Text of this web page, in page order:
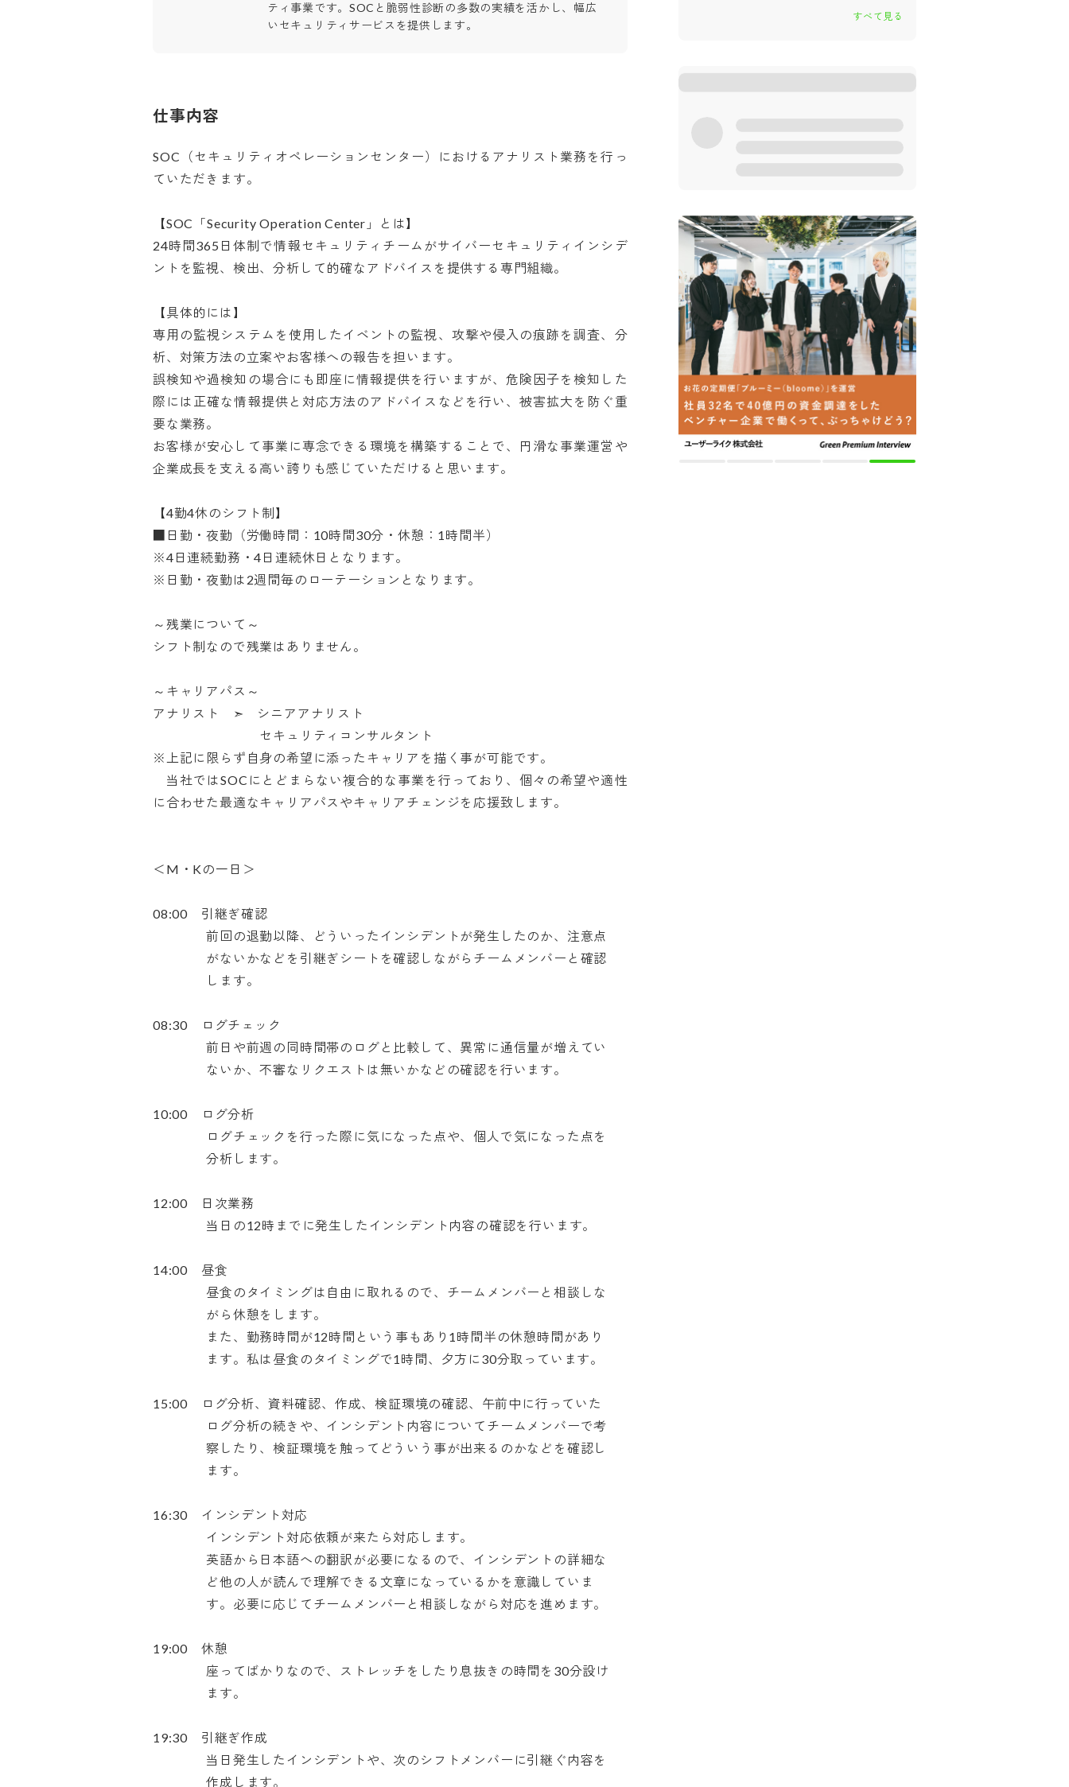
ティ事業です。SOCと脆弱性診断の多数の実績を活かし、幅広
いセキュリティサービスを提供します。
仕事内容
SOC（セキュリティオペレーションセンター）におけるアナリスト業務を行っ
ていただきます。
【SOC「Security Operation Center」とは】
24時間365日体制で情報セキュリティチームがサイバーセキュリティインシデ
ントを監視、検出、分析して的確なアドバイスを提供する専門組織。
【具体的には】
専用の監視システムを使用したイベントの監視、攻撃や侵入の痕跡を調査、分
析、対策方法の立案やお客様への報告を担います。
誤検知や過検知の場合にも即座に情報提供を行いますが、危険因子を検知した
際には正確な情報提供と対応方法のアドバイスなどを行い、被害拡大を防ぐ重
要な業務。
お客様が安心して事業に専念できる環境を構築することで、円滑な事業運営や
企業成長を支える高い誇りも感じていただけると思います。
【4勤4休のシフト制】
■日勤・夜勤（労働時間：10時間30分・休憩：1時間半）
※4日連続勤務・4日連続休日となります。
※日勤・夜勤は2週間毎のローテーションとなります。
～残業について～
シフト制なので残業はありません。
～キャリアパス～
アナリスト　➣　シニアアナリスト
セキュリティコンサルタント
※上記に限らず自身の希望に添ったキャリアを描く事が可能です。
当社ではSOCにとどまらない複合的な事業を行っており、個々の希望や適性
に合わせた最適なキャリアパスやキャリアチェンジを応援致します。
＜M・Kの一日＞
08:00　引継ぎ確認
前回の退勤以降、どういったインシデントが発生したのか、注意点
がないかなどを引継ぎシートを確認しながらチームメンバーと確認
します。
08:30　ログチェック
前日や前週の同時間帯のログと比較して、異常に通信量が増えてい
ないか、不審なリクエストは無いかなどの確認を行います。
10:00　ログ分析
ログチェックを行った際に気になった点や、個人で気になった点を
分析します。
12:00　日次業務
当日の12時までに発生したインシデント内容の確認を行います。
14:00　昼食
昼食のタイミングは自由に取れるので、チームメンバーと相談しな
がら休憩をします。
また、勤務時間が12時間という事もあり1時間半の休憩時間があり
ます。私は昼食のタイミングで1時間、夕方に30分取っています。
15:00　ログ分析、資料確認、作成、検証環境の確認、午前中に行っていた
ログ分析の続きや、インシデント内容についてチームメンバーで考
察したり、検証環境を触ってどういう事が出来るのかなどを確認し
ます。
16:30　インシデント対応
インシデント対応依頼が来たら対応します。
英語から日本語への翻訳が必要になるので、インシデントの詳細な
ど他の人が読んで理解できる文章になっているかを意識していま
す。必要に応じてチームメンバーと相談しながら対応を進めます。
19:00　休憩
座ってばかりなので、ストレッチをしたり息抜きの時間を30分設け
ます。
19:30　引継ぎ作成
当日発生したインシデントや、次のシフトメンバーに引継ぐ内容を
作成します。
すべて見る